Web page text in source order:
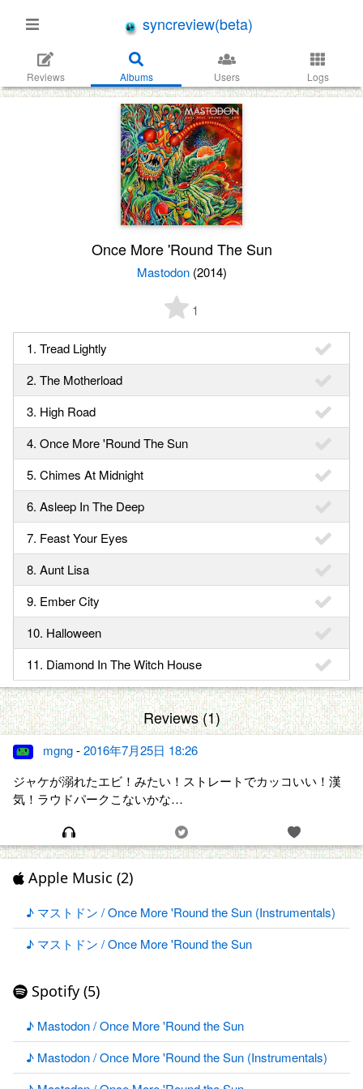
syncreview(beta)
Reviews Albums Users Logs
Once More 'Round The Sun
Mastodon(2014)
1
1. Tread Lightly
2. The Motherload
3. High Road
4. Once More 'Round The Sun
5. Chimes At Midnight
6. Asleep In The Deep
7. Feast Your Eyes
8. Aunt Lisa
9. Ember City
10. Halloween
11. Diamond In The Witch House
Reviews (1)
mgng-2016年7月25日 18:26
ジャケが溺れたエビ！みたい！ストレートでカッコいい！漢
気！ラウドパークこないかな…
Apple Music (2)
♪ マストドン / Once More 'Round the Sun (Instrumentals)
♪ マストドン / Once More 'Round the Sun
Spotify (5)
♪ Mastodon / Once More 'Round the Sun
♪ Mastodon / Once More 'Round the Sun (Instrumentals)